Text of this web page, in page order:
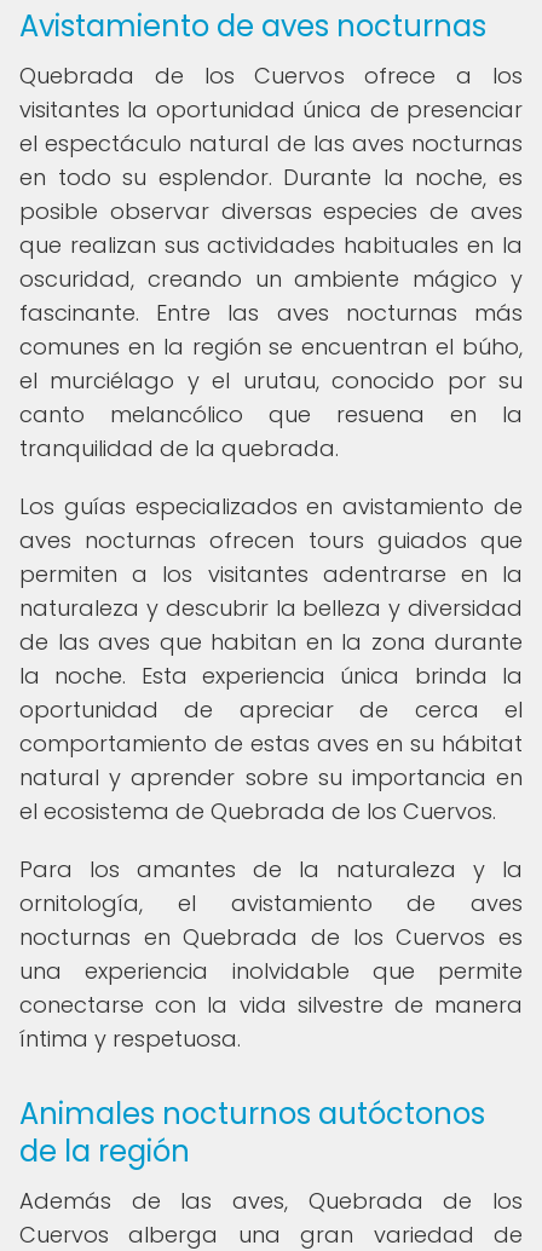
Avistamiento de aves nocturnas
Quebrada de los Cuervos ofrece a los
visitantes la oportunidad única de presenciar
el espectáculo natural de las aves nocturnas
en todo su esplendor. Durante la noche, es
posible observar diversas especies de aves
que realizan sus actividades habituales en la
oscuridad, creando un ambiente mágico y
fascinante. Entre las aves nocturnas más
comunes en la región se encuentran el búho,
el murciélago y el urutau, conocido por su
canto melancólico que resuena en la
tranquilidad de la quebrada.
Los guías especializados en avistamiento de
aves nocturnas ofrecen tours guiados que
permiten a los visitantes adentrarse en la
naturaleza y descubrir la belleza y diversidad
de las aves que habitan en la zona durante
la noche. Esta experiencia única brinda la
oportunidad de apreciar de cerca el
comportamiento de estas aves en su hábitat
natural y aprender sobre su importancia en
el ecosistema de Quebrada de los Cuervos.
Para los amantes de la naturaleza y la
ornitología, el avistamiento de aves
nocturnas en Quebrada de los Cuervos es
una experiencia inolvidable que permite
conectarse con la vida silvestre de manera
íntima y respetuosa.
Animales nocturnos autóctonos
de la región
Además de las aves, Quebrada de los
Cuervos alberga una gran variedad de